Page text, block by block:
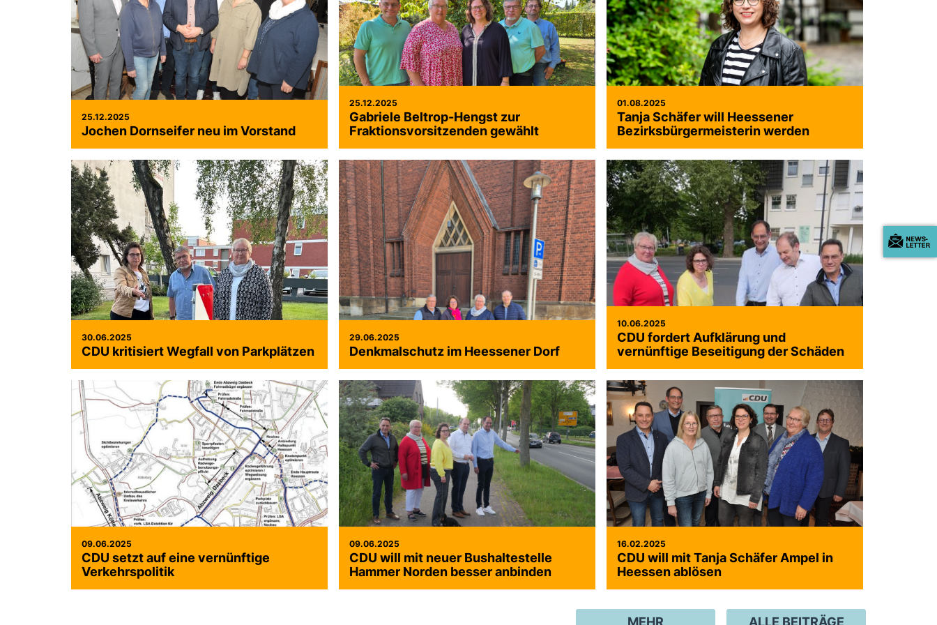
25.12.2025
Jochen Dornseifer neu im Vorstand
25.12.2025
Gabriele Beltrop-Hengst zur
Fraktionsvorsitzenden gewählt
01.08.2025
Tanja Schäfer will Heessener
Bezirksbürgermeisterin werden
30.06.2025
CDU kritisiert Wegfall von Parkplätzen
29.06.2025
Denkmalschutz im Heessener Dorf
10.06.2025
CDU fordert Aufklärung und
vernünftige Beseitigung der Schäden
09.06.2025
CDU setzt auf eine vernünftige
Verkehrspolitik
09.06.2025
CDU will mit neuer Bushaltestelle
Hammer Norden besser anbinden
16.02.2025
CDU will mit Tanja Schäfer Ampel in
Heessen ablösen
ALLE BEITRÄGE
MEHR